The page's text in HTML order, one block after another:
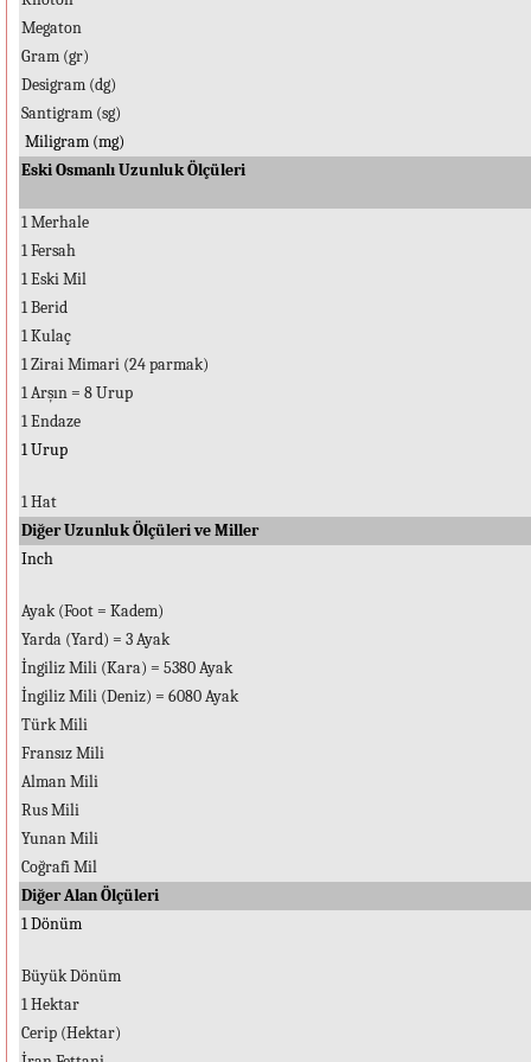
Megaton
Gram (gr)
Desigram (dg)
Santigram (sg)
Miligram (mg)
Eski Osmanlı Uzunluk Ölçüleri
1 Merhale
1 Fersah
1 Eski Mil
1 Berid
1 Kulaç
1 Zirai Mimari (24 parmak)
1 Arşın = 8 Urup
1 Endaze
1 Urup
1 Hat
Diğer Uzunluk Ölçüleri ve Miller
Inch
Ayak (Foot = Kadem)
Yarda (Yard) = 3 Ayak
İngiliz Mili (Kara) = 5380 Ayak
İngiliz Mili (Deniz) = 6080 Ayak
Türk Mili
Fransız Mili
Alman Mili
Rus Mili
Yunan Mili
Coğrafi Mil
Diğer Alan Ölçüleri
1 Dönüm
Büyük Dönüm
1 Hektar
Cerip (Hektar)